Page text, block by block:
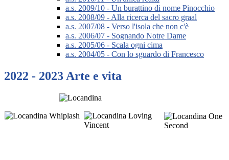
a.s. 2009/10 - Un burattino di nome Pinocchio
a.s. 2008/09 - Alla ricerca del sacro graal
a.s. 2007/08 - Verso l'isola che non c'è
a.s. 2006/07 - Sognando Notre Dame
a.s. 2005/06 - Scala ogni cima
a.s. 2004/05 - Con lo sguardo di Francesco
2022 - 2023 Arte e vita